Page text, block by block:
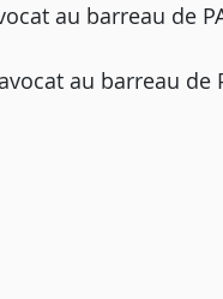
au barreau de
au barreau de